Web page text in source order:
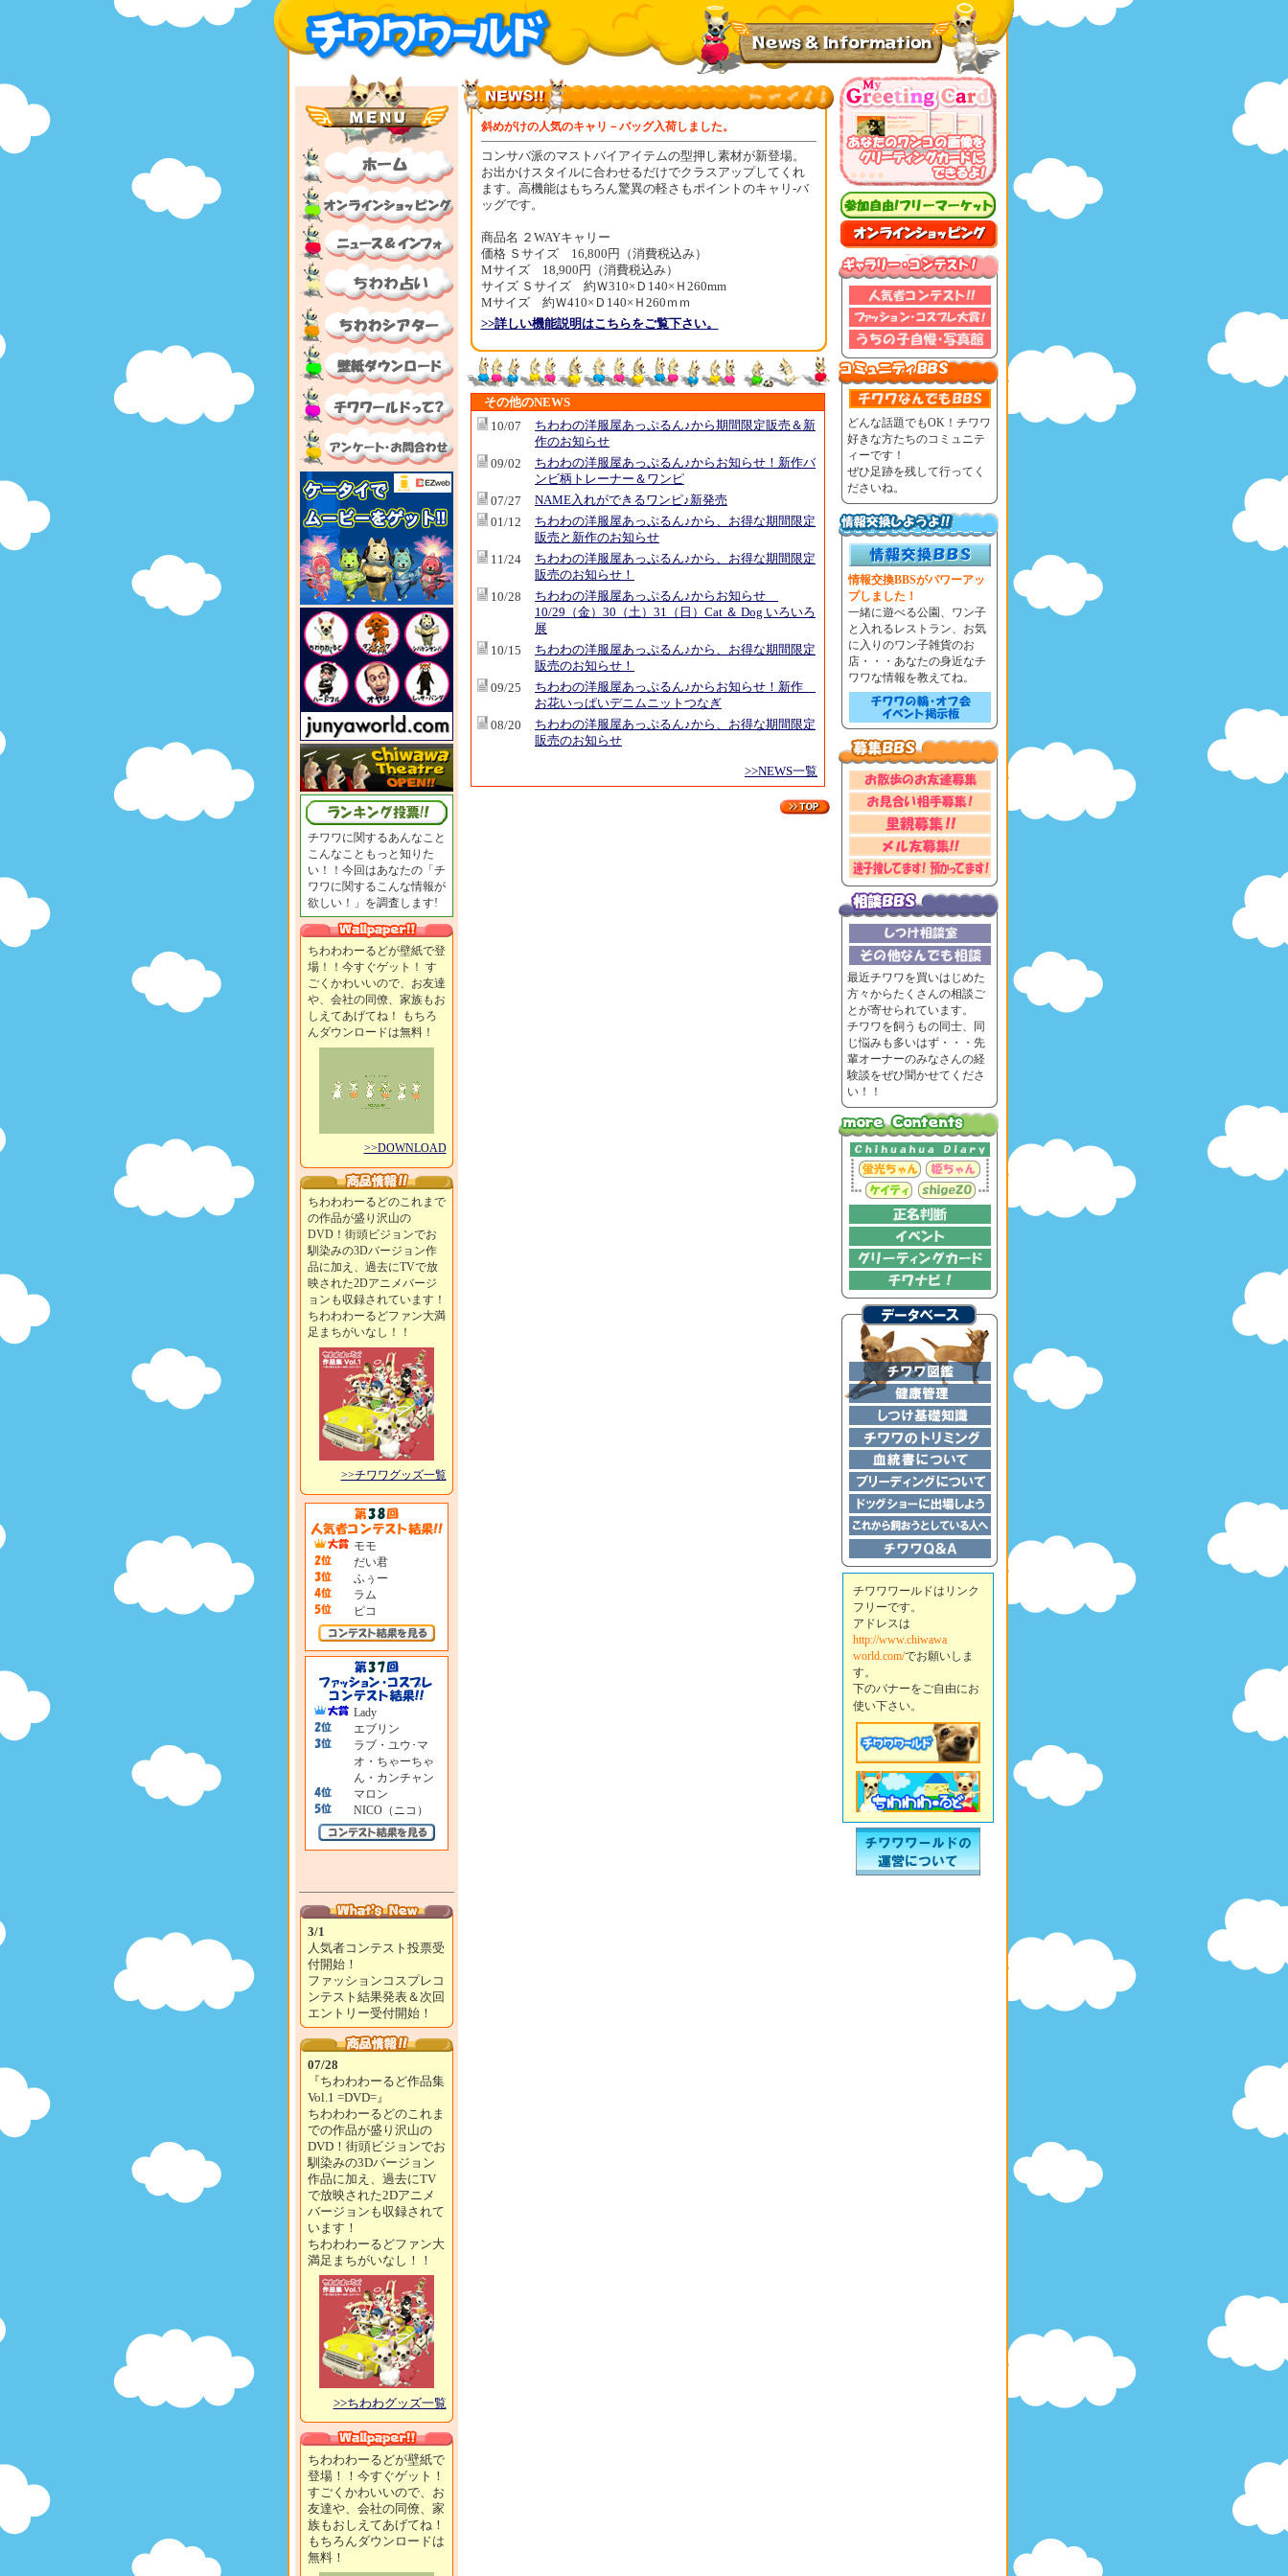
チワワに関するあんなこと
こんなこともっと知りた
い！！今回はあなたの「チ
ワワに関するこんな情報が
欲しい！」を調査します!
ちわわわーるどが壁紙で登
場！！今すぐゲット！ す
ごくかわいいので、お友達
や、会社の同僚、家族もお
しえてあげてね！ もちろ
んダウンロードは無料！
>>DOWNLOAD
ちわわわーるどのこれまで
の作品が盛り沢山の
DVD！街頭ビジョンでお
馴染みの3Dバージョン作
品に加え、過去にTVで放
映された2Dアニメバージ
ョンも収録されています！
ちわわわーるどファン大満
足まちがいなし！！
>>チワワグッズ一覧
モモ
だい君
ふぅー
ラム
ピコ
Lady
エブリン
ラブ・ユウ･マ
オ・ちゃーちゃ
ん・カンチャン
マロン
NICO（ニコ）
3/1
人気者コンテスト投票受
付開始！
ファッションコスプレコ
ンテスト結果発表＆次回
エントリー受付開始！
07/28
『ちわわわーるど作品集
Vol.1 =DVD=』
ちわわわーるどのこれま
での作品が盛り沢山の
DVD！街頭ビジョンでお
馴染みの3Dバージョン
作品に加え、過去にTV
で放映された2Dアニメ
バージョンも収録されて
います！
ちわわわーるどファン大
満足まちがいなし！！
>>ちわわグッズ一覧
ちわわわーるどが壁紙で
登場！！今すぐゲット！
すごくかわいいので、お
友達や、会社の同僚、家
族もおしえてあげてね！
もちろんダウンロードは
無料！
斜めがけの人気のキャリ－バッグ入荷しました。
コンサバ派のマストバイアイテムの型押し素材が新登場。
お出かけスタイルに合わせるだけでクラスアップしてくれ
ます。高機能はもちろん驚異の軽さもポイントのキャリ-バ
ッグです。
商品名 ２WAYキャリー
価格 Ｓサイズ 16,800円（消費税込み）
Mサイズ 18,900円（消費税込み）
サイズ Ｓサイズ 約Ｗ310×Ｄ140×Ｈ260mm
Mサイズ 約Ｗ410×Ｄ140×Ｈ260ｍｍ
>>詳しい機能説明はこちらをご覧下さい。
その他のNEWS
10/07
ちわわの洋服屋あっぷるん♪から期間限定販売＆新
作のお知らせ
09/02
ちわわの洋服屋あっぷるん♪からお知らせ！新作バ
ンビ柄トレーナー＆ワンピ
07/27
NAME入れができるワンピ♪新発売
01/12
ちわわの洋服屋あっぷるん♪から、お得な期間限定
販売と新作のお知らせ
11/24
ちわわの洋服屋あっぷるん♪から、お得な期間限定
販売のお知らせ！
10/28
ちわわの洋服屋あっぷるん♪からお知らせ
10/29（金）30（土）31（日）Cat ＆ Dog いろいろ
展
10/15
ちわわの洋服屋あっぷるん♪から、お得な期間限定
販売のお知らせ！
09/25
ちわわの洋服屋あっぷるん♪からお知らせ！新作
お花いっぱいデニムニットつなぎ
08/20
ちわわの洋服屋あっぷるん♪から、お得な期間限定
販売のお知らせ
>>NEWS一覧
どんな話題でもOK！チワワ
好きな方たちのコミュニテ
ィーです！
ぜひ足跡を残して行ってく
ださいね。
情報交換BBSがパワーアッ
プしました！
一緒に遊べる公園、ワン子
と入れるレストラン、お気
に入りのワン子雑貨のお
店・・・あなたの身近なチ
ワワな情報を教えてね。
最近チワワを買いはじめた
方々からたくさんの相談ご
とが寄せられています。
チワワを飼うもの同士、同
じ悩みも多いはず・・・先
輩オーナーのみなさんの経
験談をぜひ聞かせてくださ
い！！
チワワワールドはリンク
フリーです。
アドレスは
http://www.chiwawa
world.com/でお願いしま
す。
下のバナーをご自由にお
使い下さい。